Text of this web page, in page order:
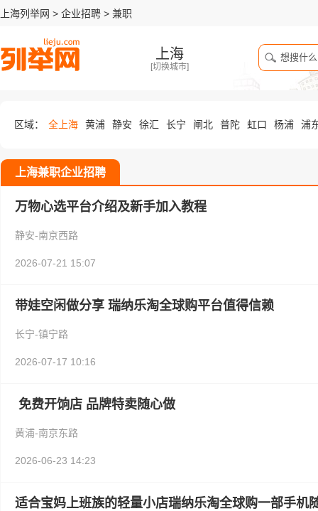
上海列举网 > 企业招聘 > 兼职
上海
[切换城市]
区域： 全上海 黄浦 静安 徐汇 长宁 闸北 普陀 虹口 杨浦 浦
上海兼职企业招聘
万物心选平台介绍及新手加入教程
静安-南京西路
2026-07-21 15:07
带娃空闲做分享 瑞纳乐淘全球购平台值得信赖
长宁-镇宁路
2026-07-17 10:16
免费开饷店 品牌特卖随心做
黄浦-南京东路
2026-06-23 14:23
适合宝妈上班族的轻量小店瑞纳乐淘全球购一部手机